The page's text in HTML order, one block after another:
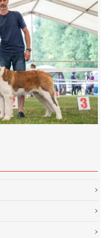
Aktualizováno: 20. 7. 2026